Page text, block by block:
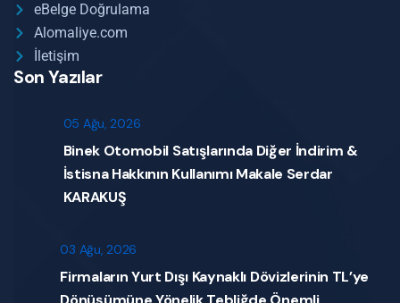
eBelge Doğrulama
Alomaliye.com
İletişim
Son Yazılar
05 Ağu, 2026
Binek Otomobil Satışlarında Diğer İndirim &
İstisna Hakkının Kullanımı Makale Serdar
KARAKUŞ
03 Ağu, 2026
Firmaların Yurt Dışı Kaynaklı Dövizlerinin TL’ye